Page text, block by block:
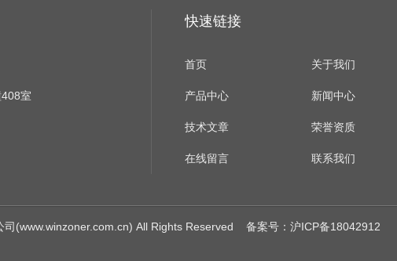
室
快速链接
首页 关于我们
产品中心 新闻中心
技术文章 荣誉资质
在线留言 联系我们
司(www.winzoner.com.cn) All Rights Reserved 备案号：沪ICP备18042912